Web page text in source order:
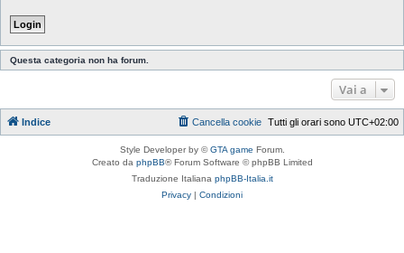
Questa categoria non ha forum.
Vai a
Indice Tutti gli orari sono UTC+02:00
Cancella cookie
Style Developer by ©GTA game Forum.
Creato da phpBB® Forum Software © phpBB Limited
Traduzione Italiana phpBB-Italia.it
Privacy | Condizioni